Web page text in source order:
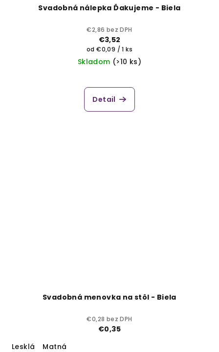
Svadobná nálepka Ďakujeme - Biela
€2,86 bez DPH
€3,52
Jednotková
cena:
od €0,09 / 1 ks
Skladom (>10 ks)
Detail
Svadobná menovka na stôl - Biela
€0,28 bez DPH
€0,35
Lesklá
Matná